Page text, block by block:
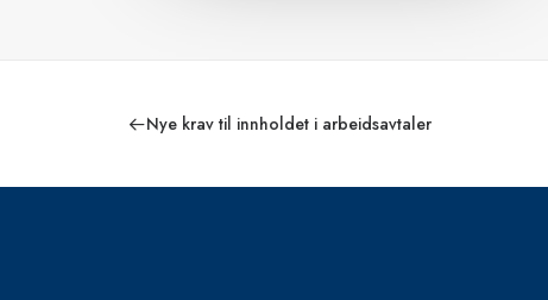
Nye krav til innholdet i arbeidsavtaler